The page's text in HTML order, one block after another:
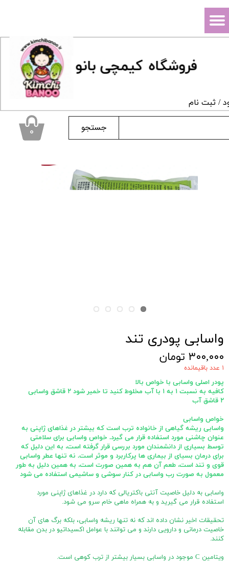
فروشگاه کیمچی بانو
جستجو
/ ثبت نام
حساب کاربری من
سفارشات
۰
واسابی پودری تند
۳۰۰,۰۰۰ تومان
۱ عدد باقیمانده
پودر اصلی واسابی با خواص بالا
کافیه به نسبت ۱ به ۱ با آب مخلوط کنید تا خمیر شود ۲ قاشق واسابی
۲ قاشق آب
خواص واسابی
واسابی ریشه گیاهی از خانواده ترب است که بیشتر در غذاهای ژاپنی به
عنوان چاشنی مورد استفاده قرار می گیرد. خواص واسابی برای سلامتی
توسط بسیاری از دانشمندان مورد بررسی قرار گرفته است، به این دلیل که
برای درمان بسیای از بیماری ها پرکاربرد و موثر است. نه تنها عطر واسابی
قوی و تند است، طعم آن هم به همین صورت است، به همین دلیل به طور
معمول به صورت رب واسابی در کنار سوشی و ساشیمی استفاده می شود
واسابی به دلیل خاصیت آنتی باکتریالی که دارد در غذاهای ژاپنی مورد
استفاده قرار می گیرید و به همراه ماهی خام سرو می شود.
تحقیقات اخیر نشان داده اند که نه تنها ریشه واسابی، بلکه برگ های آن
خاصیت درمانی و دارویی دارند و می توانند با عوامل اکسیداتیو در بدن مقابله
کنند.
ویتامین C موجود در واسابی بسیار بیشتر از ترب کوهی است.